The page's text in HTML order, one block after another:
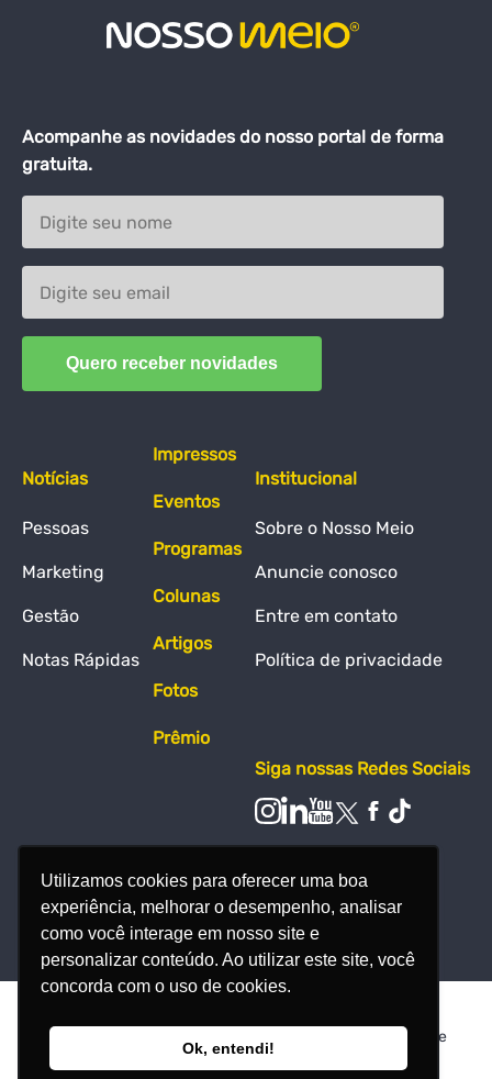
Utilizamos cookies para oferecer uma boa
experiência, melhorar o desempenho, analisar
como você interage em nosso site e
personalizar conteúdo. Ao utilizar este site, você
concorda com o uso de cookies.
Ok, entendi!
Acompanhe as novidades do nosso portal de forma
gratuita.
Notícias
Pessoas
Marketing
Gestão
Notas Rápidas
Impressos
Eventos
Programas
Colunas
Artigos
Fotos
Prêmio
Institucional
Sobre o Nosso Meio
Anuncie conosco
Entre em contato
Política de privacidade
Siga nossas Redes Sociais
© Todos os direitos reservados - Nosso Meio Produção de
Conteúdo Ltda - 38.386.607/0001-24